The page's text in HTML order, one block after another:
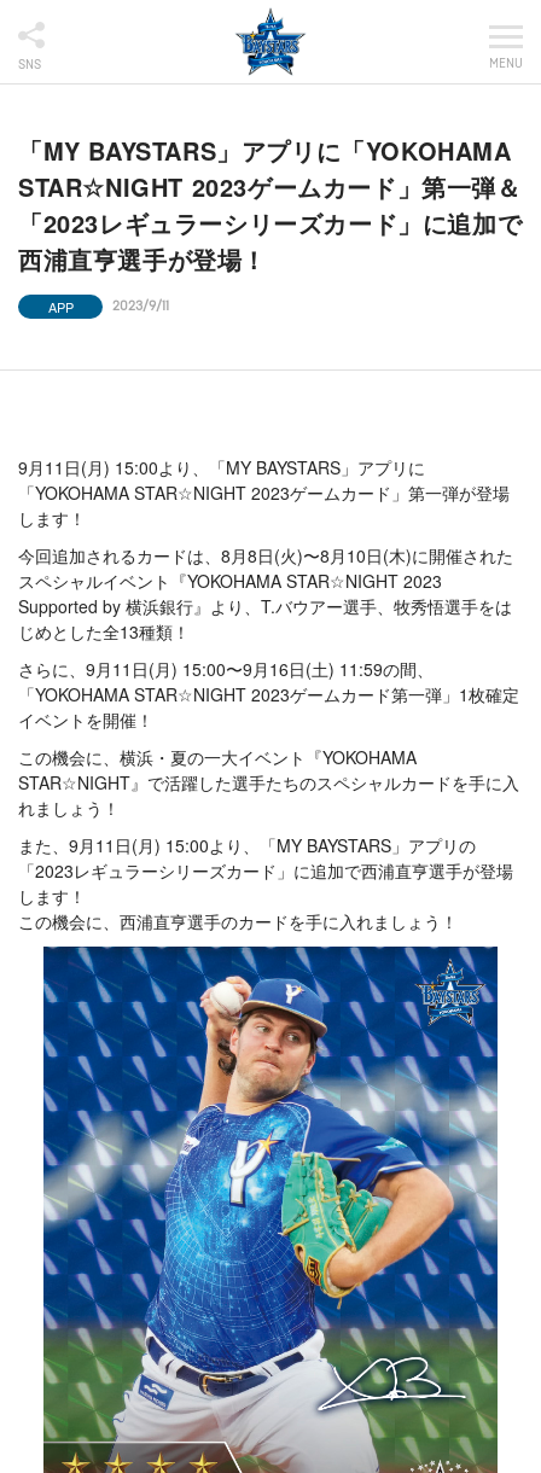
SNS MENU
「MY BAYSTARS」アプリに「YOKOHAMA
STAR☆NIGHT 2023ゲームカード」第一弾＆
「2023レギュラーシリーズカード」に追加で
西浦直亨選手が登場！
APP 2023/9/11
9月11日(月) 15:00より、「MY BAYSTARS」アプリに
「YOKOHAMA STAR☆NIGHT 2023ゲームカード」第一弾が登場
します！
今回追加されるカードは、8月8日(火)〜8月10日(木)に開催された
スペシャルイベント『YOKOHAMA STAR☆NIGHT 2023
Supported by 横浜銀行』より、T.バウアー選手、牧秀悟選手をは
じめとした全13種類！
さらに、9月11日(月) 15:00〜9月16日(土) 11:59の間、
「YOKOHAMA STAR☆NIGHT 2023ゲームカード第一弾」1枚確定
イベントを開催！
この機会に、横浜・夏の一大イベント『YOKOHAMA
STAR☆NIGHT』で活躍した選手たちのスペシャルカードを手に入
れましょう！
また、9月11日(月) 15:00より、「MY BAYSTARS」アプリの
「2023レギュラーシリーズカード」に追加で西浦直亨選手が登場
します！
この機会に、西浦直亨選手のカードを手に入れましょう！